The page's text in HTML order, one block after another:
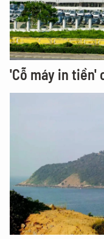
'Cỗ máy in tiền'